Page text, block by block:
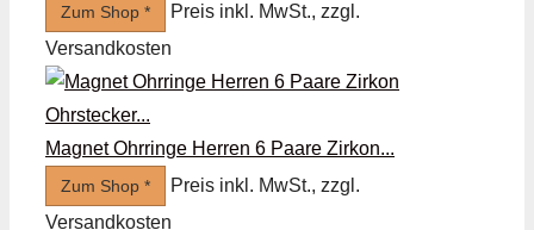
Zum Shop *
Preis inkl. MwSt., zzgl.
Versandkosten
Magnet Ohrringe Herren 6 Paare Zirkon...
Zum Shop *
Preis inkl. MwSt., zzgl.
Versandkosten